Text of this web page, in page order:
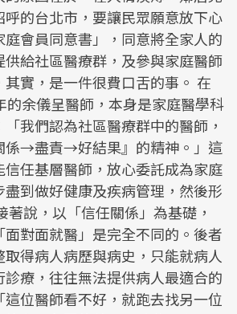
的台北市，要讓民眾願意放下心
會員同意書」，同意將全家人的
給社區醫療群，及參與家庭醫師
實，是一件很費口舌的事。 在
的余儀呈醫師，本身是家庭醫學科
我們認為社區醫療群中的醫師，
係→盡責→好結果』的精神。」這
任基層醫師，放心委託成為家庭
到做好健康及疾病管理，然後形
著說，以「信任關係」為基礎，
對面就醫」是完全不同的。後者
得病人病歷與病史，只能就病人
療，往往無法提供病人最適合的
位醫師看不好，就跑去找另一位